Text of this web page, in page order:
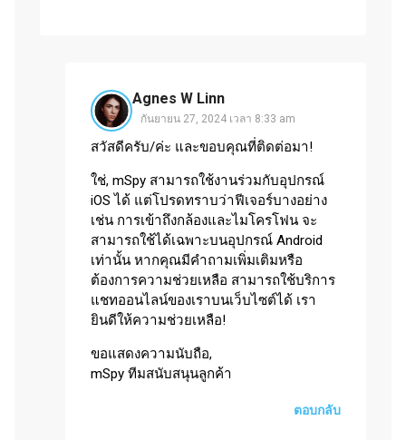
Agnes W Linn
กันยายน 27, 2024 เวลา 8:33 am
สวัสดีครับ/ค่ะ และขอบคุณที่ติดต่อมา!
ใช่, mSpy สามารถใช้งานร่วมกับอุปกรณ์
iOS ได้ แต่โปรดทราบว่าฟีเจอร์บางอย่าง
เช่น การเข้าถึงกล้องและไมโครโฟน จะ
สามารถใช้ได้เฉพาะบนอุปกรณ์ Android
เท่านั้น หากคุณมีคำถามเพิ่มเติมหรือ
ต้องการความช่วยเหลือ สามารถใช้บริการ
แชทออนไลน์ของเราบนเว็บไซต์ได้ เรา
ยินดีให้ความช่วยเหลือ!
ขอแสดงความนับถือ,
mSpy ทีมสนับสนุนลูกค้า
ตอบกลับ